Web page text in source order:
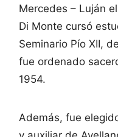
Mercedes – Luján
Di Monte cursó
Seminario Pío XII,
fue ordenado
1954.
Además, fue